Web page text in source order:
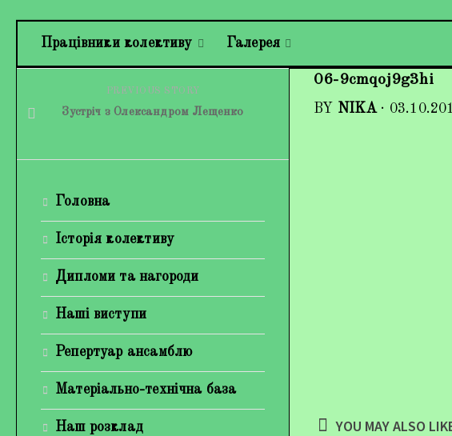
Працівники колективу Галерея
06-9cmqoj9g3hi
BY NIKA ·
YOU MAY ALSO
PREVIOUS STORY
Зустріч з Олександром Лещенко
Головна
Історія колективу
Дипломи та нагороди
Наші виступи
Репертуар ансамблю
Матеріально-технічна база
Наш розклад